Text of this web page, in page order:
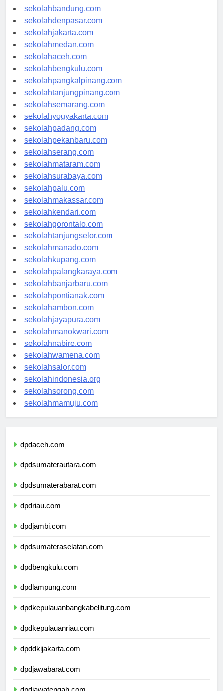
sekolahsamarinda.com
sekolahbandung.com
sekolahdenpasar.com
sekolahjakarta.com
sekolahmedan.com
sekolahaceh.com
sekolahbengkulu.com
sekolahpangkalpinang.com
sekolahtanjungpinang.com
sekolahsemarang.com
sekolahyogyakarta.com
sekolahpadang.com
sekolahpekanbaru.com
sekolahserang.com
sekolahmataram.com
sekolahsurabaya.com
sekolahpalu.com
sekolahmakassar.com
sekolahkendari.com
sekolahgorontalo.com
sekolahtanjungselor.com
sekolahmanado.com
sekolahkupang.com
sekolahpalangkaraya.com
sekolahbanjarbaru.com
sekolahpontianak.com
sekolahambon.com
sekolahjayapura.com
sekolahmanokwari.com
sekolahnabire.com
sekolahwamena.com
sekolahsalor.com
sekolahindonesia.org
sekolahsorong.com